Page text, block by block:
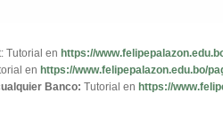
Tutorial en https://
en https://www.felipepalazon.edu.bo/
Banco: Tutorial en https://